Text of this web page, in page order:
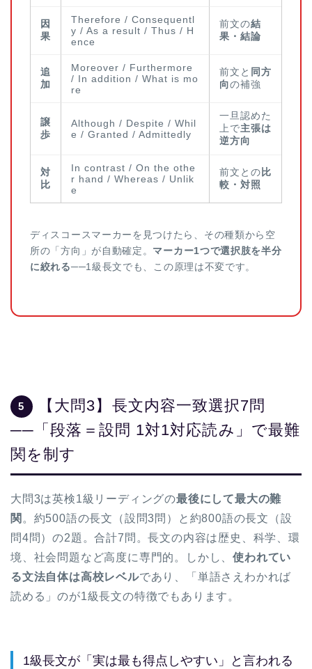
因
果
Therefore / Consequentl
y / As a result / Thus / H
ence
前文の結
果・結論
追
加
Moreover / Furthermore
/ In addition / What is mo
re
前文と 同方
向の補強
譲
歩
Although / Despite / Whil
e / Granted / Admittedly
一旦認めた
上で主張は
逆方向
対
比
In contrast / On the othe
r hand / Whereas / Unlik
e
前文との 比
較・対照
ディスコースマーカーを見つけたら、その種類から空
所の「方向」が自動確定。 マーカー1つで選択肢を半分
に絞れる──1級長文でも、この原理は不変です。
5
【大問3】長文内容一致選択7問
──「段落＝設問 1対1対応読み」で最難
関を制す
大問3は英検1級リーディングの最後にして最大の難
関 。約500語の長文（設問3問）と約800語の長文（設
問4問）の2題。合計7問。長文の内容は歴史、科学、環
境、社会問題など高度に専門的。しかし、使われてい
る文法自体は高校レベルであり、「単語さえわかれば
読める」のが1級長文の特徴でもあります。
1級長文が「実は最も得点しやすい」と言われる